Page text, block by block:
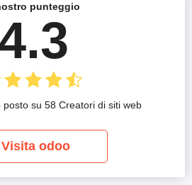
punteggio
posto su 58 Creatori di siti web
Visita odoo